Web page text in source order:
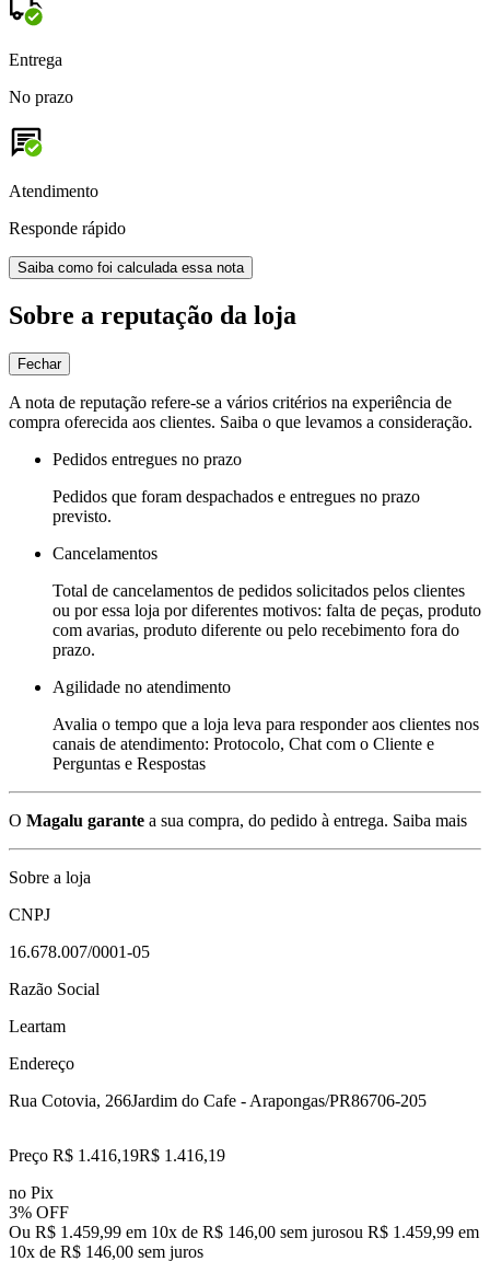
Entrega
No prazo
Atendimento
Responde rápido
Saiba como foi calculada essa nota
Sobre a reputação da loja
Fechar
A nota de reputação refere-se a vários critérios na experiência de
compra oferecida aos clientes. Saiba o que levamos a consideração.
Pedidos entregues no prazo
Pedidos que foram despachados e entregues no prazo
previsto.
Cancelamentos
Total de cancelamentos de pedidos solicitados pelos clientes
ou por essa loja por diferentes motivos: falta de peças, produto
com avarias, produto diferente ou pelo recebimento fora do
prazo.
Agilidade no atendimento
Avalia o tempo que a loja leva para responder aos clientes nos
canais de atendimento: Protocolo, Chat com o Cliente e
Perguntas e Respostas
O Magalu garante a sua compra, do pedido à entrega. Saiba mais
Sobre a loja
CNPJ
16.678.007/0001-05
Razão Social
Leartam
Endereço
Rua Cotovia, 266Jardim do Cafe - Arapongas/PR86706-205
Preço R$ 1.416,19R$ 1.416,19
no Pix
3% OFF
Ou R$ 1.459,99 em 10x de R$ 146,00 sem jurosou R$ 1.459,99 em
10x de R$ 146,00 sem juros